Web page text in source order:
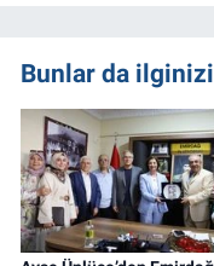
Bunlar da